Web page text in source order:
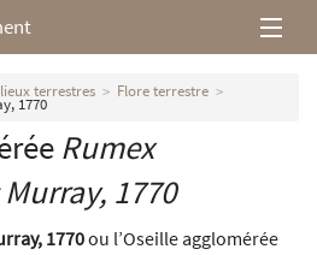
terrestres Flore terrestre
1770
Rumex
Murray, 1770
1770ou l’Oseille agglomérée